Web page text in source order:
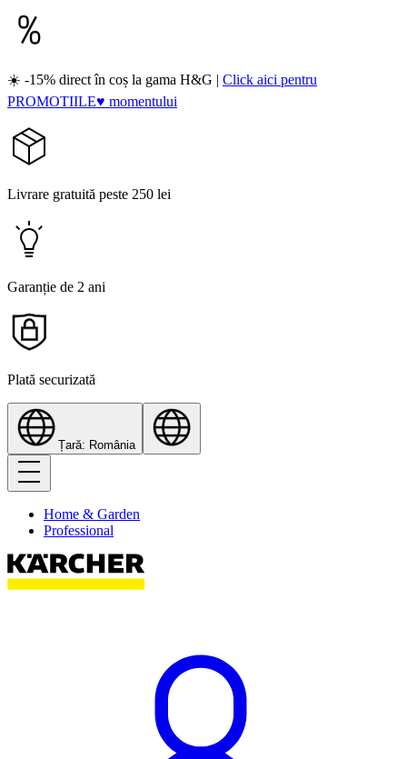
☀️ -15% direct în coș la gama H&G | Click aici pentru
PROMOTIILE♥ momentului
Livrare gratuită peste 250 lei
Garanție de 2 ani
Plată securizată
Țară: România
Home & Garden
Professional